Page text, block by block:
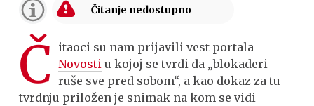
PRIJAVI LAŽNU VEST!
Č
itaoci su nam prijavili vest portala
Novosti u kojoj se tvrdi da „blokaderi
ruše sve pred sobom“, а kao dokaz za tu
tvrdnju priložen je snimak na kom se vidi